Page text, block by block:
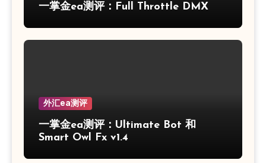
一掌金ea测评：Full Throttle DMX
外汇ea测评
一掌金ea测评：Ultimate Bot 和
Smart Owl Fx v1.4